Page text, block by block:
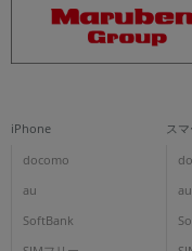
iPhone
docomo
au
SoftBank
ス
au